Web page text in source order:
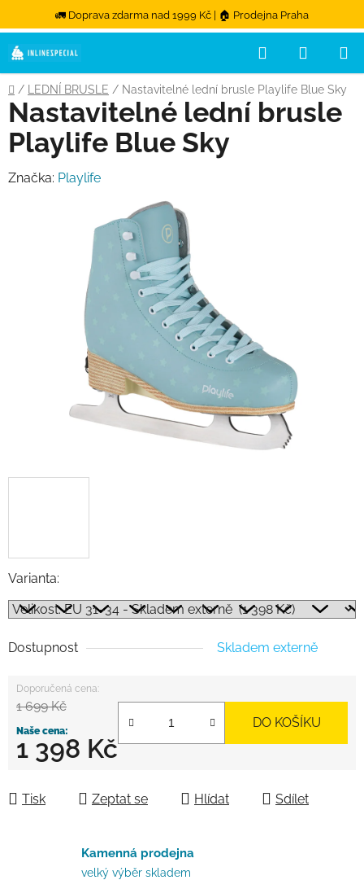
🚛 Doprava zdarma nad 1999 Kč | 🏠 Prodejna Praha
Přejít na obsah
Hledat
Domů
/ LEDNÍ BRUSLE / Nastavitelné lední brusle Playlife Blue Sky
Varianta:
Dostupnost Skladem externě
1 699 Kč
1 398 Kč
DO KOŠÍKU
Tisk Zeptat se Hlídat Sdílet
Nastavitelné lední brusle
Playlife Blue Sky
Značka: Playlife
Kamenná prodejna
velký výběr skladem